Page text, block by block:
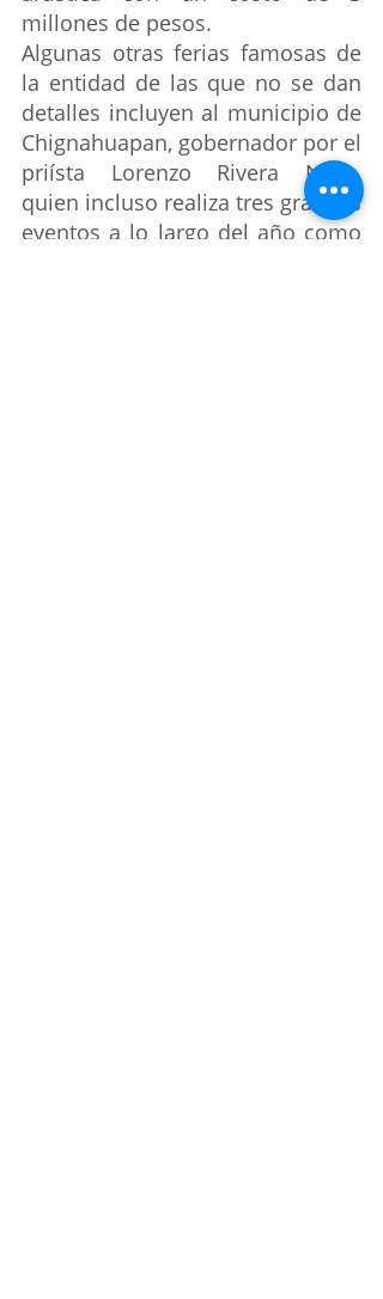
millones de pesos.
Algunas otras ferias famosas de
la entidad de las que no se dan
detalles incluyen al municipio de
Chignahuapan, gobernador por el
priísta Lorenzo Rivera Nava,
quien incluso realiza tres grandes
eventos a lo largo del año como